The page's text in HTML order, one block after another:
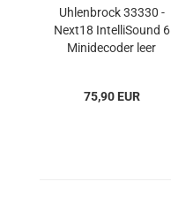
Uhlenbrock 33330 -
Next18 IntelliSound 6
Minidecoder leer
75,90 EUR